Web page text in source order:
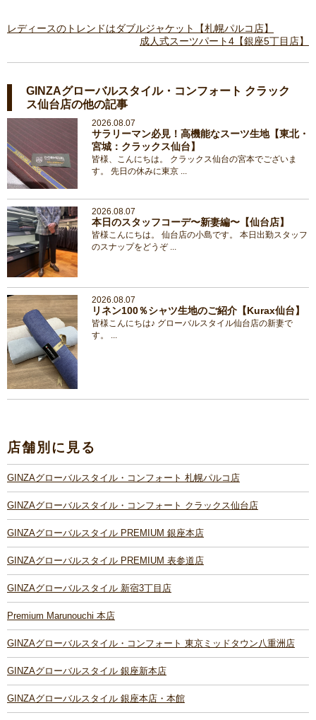
レディースのトレンドはダブルジャケット【札幌パルコ店】
成人式スーツパート4【銀座5丁目店】
GINZAグローバルスタイル・コンフォート クラック
ス仙台店の他の記事
2026.08.07
サラリーマン必見！高機能なスーツ生地【東北・
宮城：クラックス仙台】
皆様、こんにちは。 クラックス仙台の宮本でございま
す。 先日の休みに東京 ...
2026.08.07
本日のスタッフコーデ〜新妻編〜【仙台店】
皆様こんにちは。 仙台店の小島です。 本日出勤スタッフ
のスナップをどうぞ ...
2026.08.07
リネン100％シャツ生地のご紹介【Kurax仙台】
皆様こんにちは♪ グローバルスタイル仙台店の新妻で
す。 ...
店舗別に見る
GINZAグローバルスタイル・コンフォート 札幌パルコ店
GINZAグローバルスタイル・コンフォート クラックス仙台店
GINZAグローバルスタイル PREMIUM 銀座本店
GINZAグローバルスタイル PREMIUM 表参道店
GINZAグローバルスタイル 新宿3丁目店
Premium Marunouchi 本店
GINZAグローバルスタイル・コンフォート 東京ミッドタウン八重洲店
GINZAグローバルスタイル 銀座新本店
GINZAグローバルスタイル 銀座本店・本館